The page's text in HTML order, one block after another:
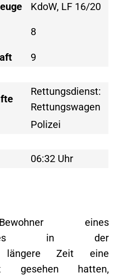
KdoW, LF 16/20
8
9
Rettungsdienst:
Rettungswagen
Polizei
06:32 Uhr
eines
in der
längere Zeit eine
gesehen hatten,